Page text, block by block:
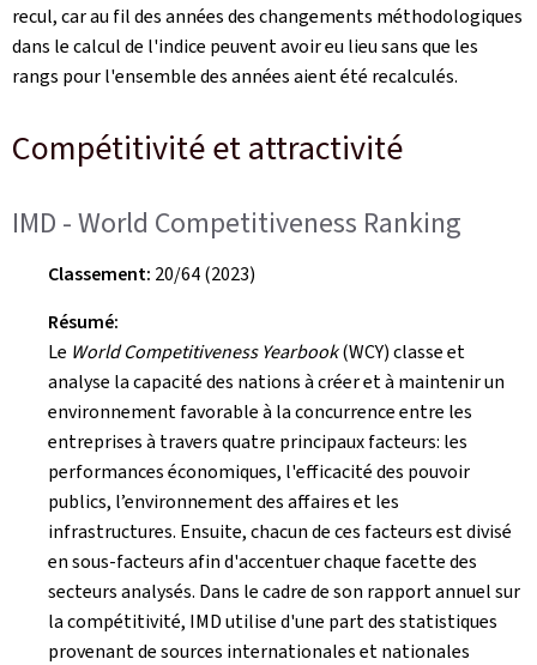
recul, car au fil des années des changements méthodologiques
dans le calcul de l'indice peuvent avoir eu lieu sans que les
rangs pour l'ensemble des années aient été recalculés.
Compétitivité et attractivité
IMD - World Competitiveness Ranking
Classement: 20/64 (2023)
Résumé:
Le World Competitiveness Yearbook(WCY)classe et
analyse la capacité des nations à créer et à maintenir un
environnement favorable à la concurrence entre les
entreprises à travers quatre principaux facteurs: les
performances économiques, l'efficacité des pouvoir
publics, l’environnement des affaires et les
infrastructures. Ensuite, chacun de ces facteurs est divisé
en sous-facteurs afin d'accentuer chaque facette des
secteurs analysés. Dans le cadre de son rapport annuel sur
la compétitivité, IMD utilise d'une part des statistiques
provenant de sources internationales et nationales